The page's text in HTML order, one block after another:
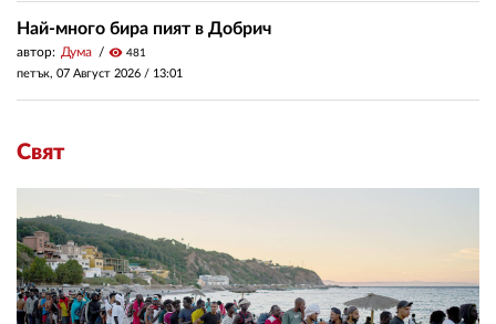
Най-много бира пият в Добрич
автор: Дума visibility 481
петък, 07 Август 2026 / 13:01
Свят